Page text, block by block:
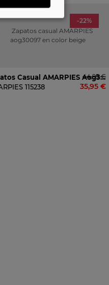
-22%
Zapatos Casual AMARPIES Aog30097 En Color Beige
115238 35,95 €
44,95 €